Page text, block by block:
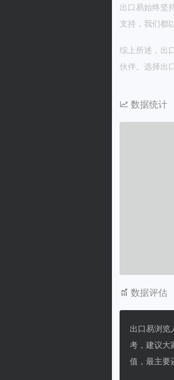
出口易始终坚
支持，我们都
综上所述，出
伙伴。选择出
数据统计
数据评估
出口易浏览
考，建议大
值，最主要